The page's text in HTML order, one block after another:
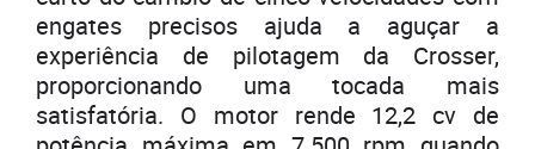
engates precisos ajuda a aguçar a
experiência de pilotagem da Crosser,
proporcionando uma tocada mais
satisfatória. O motor rende 12,2 cv de